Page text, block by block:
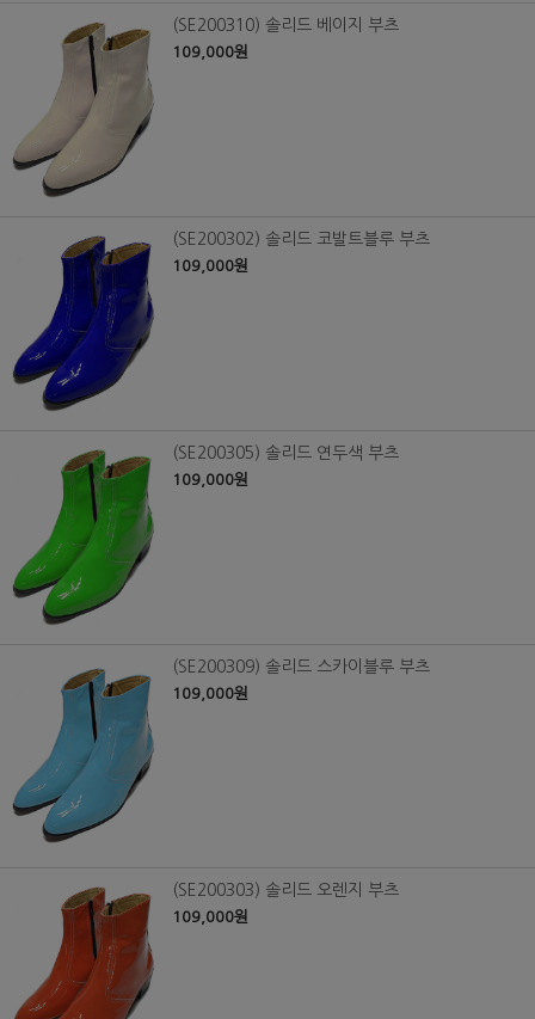
(SE200310) 솔리드 베이지 부츠
109,000원
(SE200302) 솔리드 코발트블루 부츠
109,000원
(SE200305) 솔리드 연두색 부츠
109,000원
(SE200309) 솔리드 스카이블루 부츠
109,000원
(SE200303) 솔리드 오렌지 부츠
109,000원